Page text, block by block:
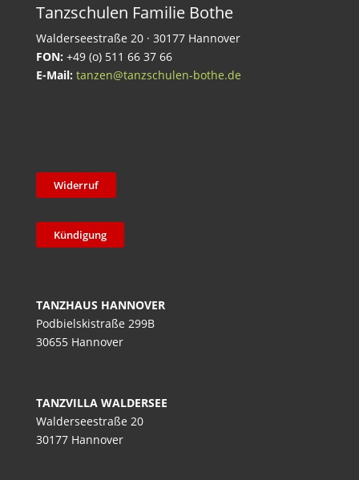
Tanzschulen Familie Bothe
Walderseestraße 20 · 30177 Hannover
FON: +49 (o) 511 66 37 66
E-Mail: tanzen@tanzschulen-bothe.de
Widerruf
Kündigung
TANZHAUS HANNOVER
Podbielskistraße 299B
30655 Hannover
TANZVILLA WALDERSEE
Walderseestraße 20
30177 Hannover